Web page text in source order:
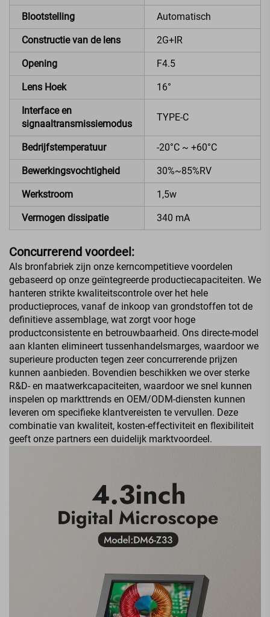
Blootstelling Automatisch
Constructie van de lens 2G+IR
Opening F4.5
Lens Hoek 16°
Interface en
signaaltransmissiemodus
TYPE-C
Bedrijfstemperatuur -20°C ~ +60°C
Bewerkingsvochtigheid 30%~85%RV
Werkstroom 1,5w
Vermogen dissipatie 340 mA
Concurrerend voordeel:
Als bronfabriek zijn onze kerncompetitieve voordelen
gebaseerd op onze geïntegreerde productiecapaciteiten. We
hanteren strikte kwaliteitscontrole over het hele
productieproces, vanaf de inkoop van grondstoffen tot de
definitieve assemblage, wat zorgt voor hoge
productconsistente en betrouwbaarheid. Ons directe-model
aan klanten elimineert tussenhandelsmarges, waardoor we
superieure producten tegen zeer concurrerende prijzen
kunnen aanbieden. Bovendien beschikken we over sterke
R&D- en maatwerkcapaciteiten, waardoor we snel kunnen
inspelen op markttrends en OEM/ODM-diensten kunnen
leveren om specifieke klantvereisten te vervullen. Deze
combinatie van kwaliteit, kosten-effectiviteit en flexibiliteit
geeft onze partners een duidelijk marktvoordeel.